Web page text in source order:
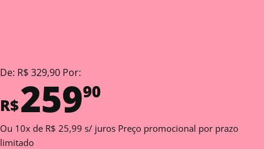
De: R$ 329,90 Por:
R$25990
Ou 10x de R$ 25,99 s/ juros Preço promocional por prazo
limitado